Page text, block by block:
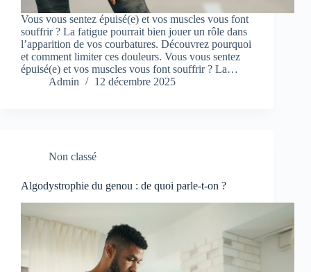
Vous vous sentez épuisé(e) et vos muscles vous font
souffrir ? La fatigue pourrait bien jouer un rôle dans
l’apparition de vos courbatures. Découvrez pourquoi
et comment limiter ces douleurs. Vous vous sentez
épuisé(e) et vos muscles vous font souffrir ? La…
Admin
12 décembre 2025
Non classé
Algodystrophie du genou : de quoi parle-t-on ?